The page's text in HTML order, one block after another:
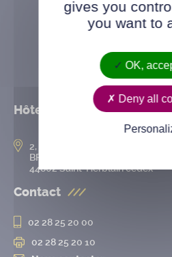
Hôtel de ville
2, rue de l’Hôtel-de-Ville
BP 50167
44802 Saint-Herblain cedex
Contact
02 28 25 20 00
02 28 25 20 10
gives you
you want to
OK,
Deny all